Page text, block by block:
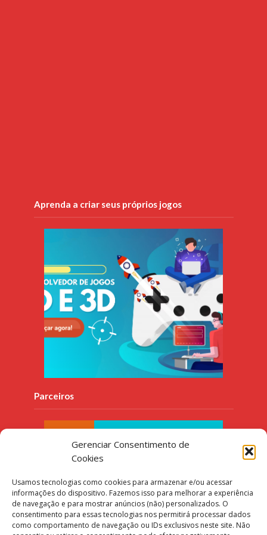
Gerenciar Consentimento de
Cookies
Usamos tecnologias como cookies para armazenar e/ou acessar
informações do dispositivo. Fazemos isso para melhorar a experiência
de navegação e para mostrar anúncios (não) personalizados. O
consentimento para essas tecnologias nos permitirá processar dados
como comportamento de navegação ou IDs exclusivos neste site. Não
Aprenda a criar seus próprios jogos
Parceiros